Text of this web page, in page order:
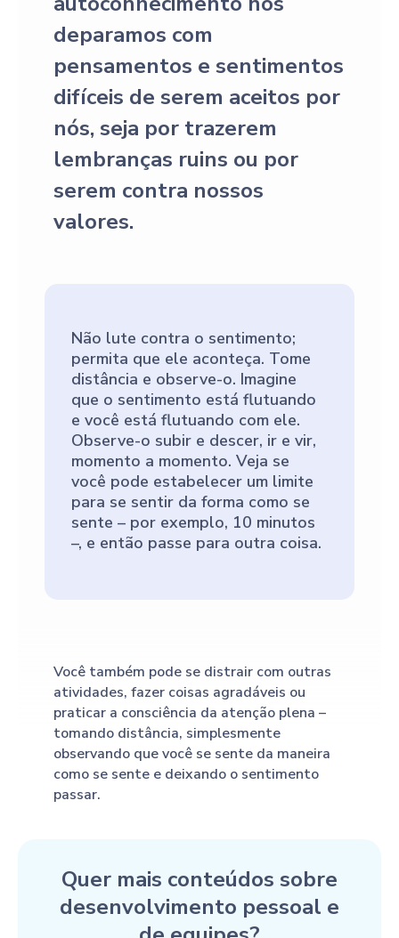
deparamos com
pensamentos e sentimentos
difíceis de serem aceitos por
nós, seja por trazerem
lembranças ruins ou por
serem contra nossos
valores.
Não lute contra o sentimento;
permita que ele aconteça. Tome
distância e observe-o. Imagine
que o sentimento está flutuando
e você está flutuando com ele.
Observe-o subir e descer, ir e vir,
momento a momento. Veja se
você pode estabelecer um limite
para se sentir da forma como se
sente – por exemplo, 10 minutos
–, e então passe para outra coisa.
Você também pode se distrair com outras
atividades, fazer coisas agradáveis ou
praticar a consciência da atenção plena –
tomando distância, simplesmente
observando que você se sente da maneira
como se sente e deixando o sentimento
passar.
Quer mais conteúdos sobre
desenvolvimento pessoal e